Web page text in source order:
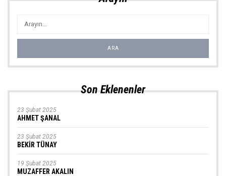
Son Eklenenler
23 Şubat 2025
AHMET ŞANAL
23 Şubat 2025
BEKİR TÜNAY
19 Şubat 2025
MUZAFFER AKALIN